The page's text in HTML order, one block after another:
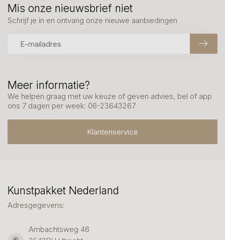
Meer informatie?
We helpen graag met uw keuze of geven advies, bel of app
ons 7 dagen per week: 06-23643267
Klantenservice
Mis onze nieuwsbrief niet
Schrijf je in en ontvang onze nieuwe aanbiedingen
Kunstpakket Nederland
Adresgegevens:
Ambachtsweg 46